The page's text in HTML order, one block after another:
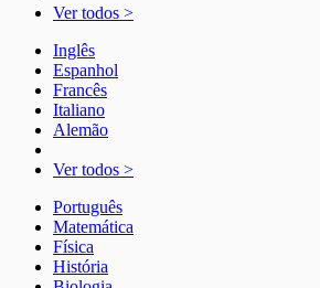
Ver todos >
Inglês
Espanhol
Francês
Italiano
Alemão
Ver todos >
Português
Matemática
Física
História